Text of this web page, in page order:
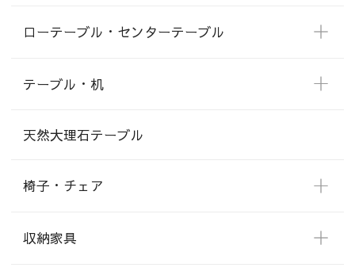
ローテーブル・センターテーブル
テーブル・机
天然大理石テーブル
椅子・チェア
収納家具